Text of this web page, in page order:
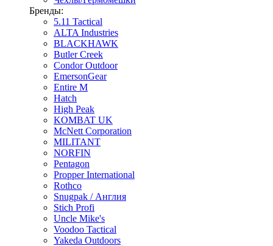
Бренды:
5.11 Tactical
ALTA Industries
BLACKHAWK
Butler Creek
Condor Outdoor
EmersonGear
Entire M
Hatch
High Peak
KOMBAT UK
McNett Corporation
MILITANT
NORFIN
Pentagon
Propper International
Rothco
Snugpak / Англия
Stich Profi
Uncle Mike's
Voodoo Tactical
Yakeda Outdoors